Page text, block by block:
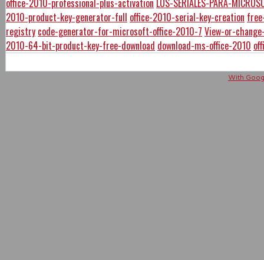
office-2010-professional-plus-activation LOS-SERIALES-PARA-
2010-product-key-generator-full office-2010-serial-key-creation
registry code-generator-for-microsoft-office-2010-7 View-or-
2010-64-bit-product-key-free-download download-ms-office-2010
With